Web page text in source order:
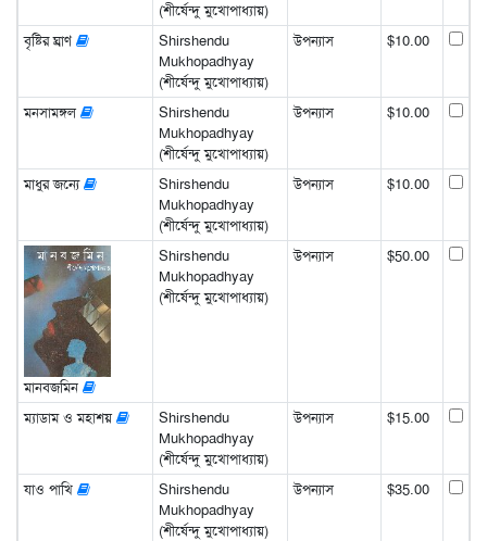
(শীর্ষেন্দু মুখোপাধ্যায়)
বৃষ্টির ঘ্রাণ
Shirshendu
Mukhopadhyay
(শীর্ষেন্দু মুখোপাধ্যায়)
উপন্যাস $10.00
মনসামঙ্গল
Shirshendu
Mukhopadhyay
(শীর্ষেন্দু মুখোপাধ্যায়)
উপন্যাস $10.00
মাধুর জন্যে
Shirshendu
Mukhopadhyay
(শীর্ষেন্দু মুখোপাধ্যায়)
উপন্যাস $10.00
মানবজমিন
Shirshendu
Mukhopadhyay
(শীর্ষেন্দু মুখোপাধ্যায়)
উপন্যাস $50.00
ম্যাডাম ও মহাশয়
Shirshendu
Mukhopadhyay
(শীর্ষেন্দু মুখোপাধ্যায়)
উপন্যাস $15.00
যাও পাখি
Shirshendu
Mukhopadhyay
(শীর্ষেন্দু মুখোপাধ্যায়)
উপন্যাস $35.00